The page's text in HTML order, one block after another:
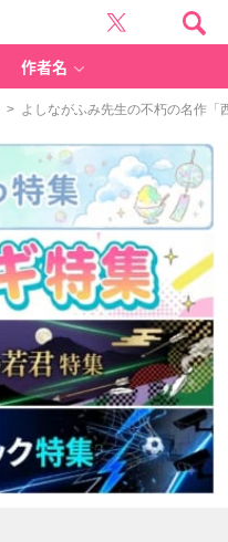
作者名
> よしながふみ先生の不朽の名作「